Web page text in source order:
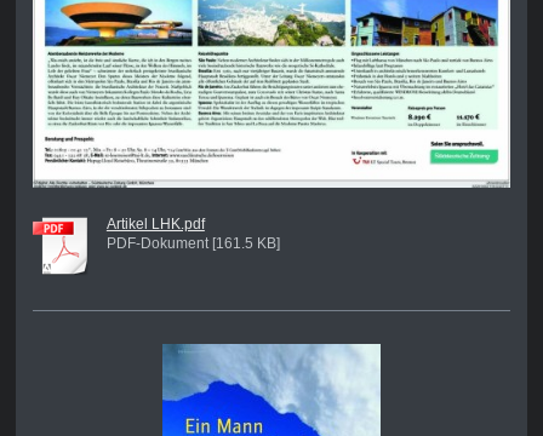
Artikel LHK.pdf
PDF-Dokument [161.5 KB]